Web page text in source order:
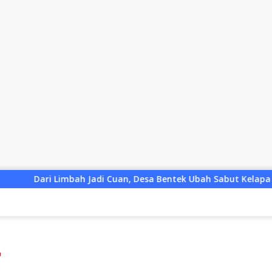
Desa Bentek Ubah Sabut Kelapa Menjadi Peluang UMKM